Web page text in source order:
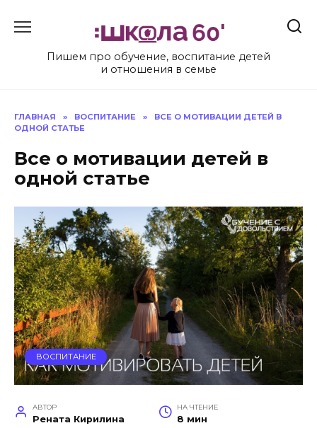
Пишем про обучение, воспитание детей
и отношения в семье
ГЛАВНАЯ » ВОСПИТАНИЕ »
ВСЕ О МОТИВАЦИИ ДЕТЕЙ В
ОДНОЙ СТАТЬЕ
Все о мотивации детей в
одной статье
ВОСПИТАНИЕ
АВТОР
Рената Кирилина
НА ЧТЕНИЕ
8 мин